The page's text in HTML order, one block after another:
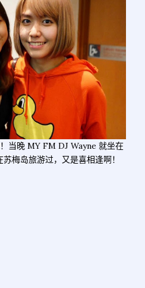
当晚 MY FM DJ Wayne 就坐在
梅岛旅游过，又是喜相逢啊！